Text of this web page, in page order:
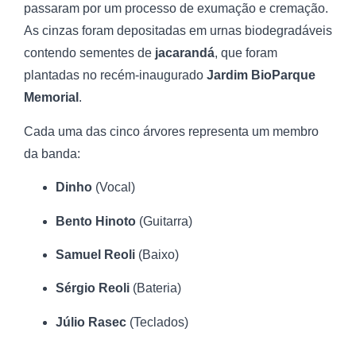
passaram por um processo de exumação e cremação.
As cinzas foram depositadas em urnas biodegradáveis
contendo sementes de jacarandá, que foram
plantadas no recém-inaugurado Jardim BioParque
Memorial .
Cada uma das cinco árvores representa um membro
da banda:
Dinho (Vocal)
Bento Hinoto (Guitarra)
Samuel Reoli (Baixo)
Sérgio Reoli (Bateria)
Júlio Rasec (Teclados)